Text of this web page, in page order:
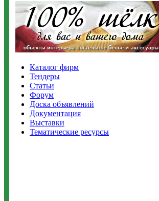
Каталог фирм
Тендеры
Статьи
Форум
Доска объявлений
Документация
Выставки
Тематические ресурсы